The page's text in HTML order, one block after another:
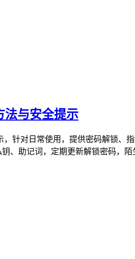
法与安全提示
针对日常使用，提供密码解锁
、助记词，定期更新解锁密码，